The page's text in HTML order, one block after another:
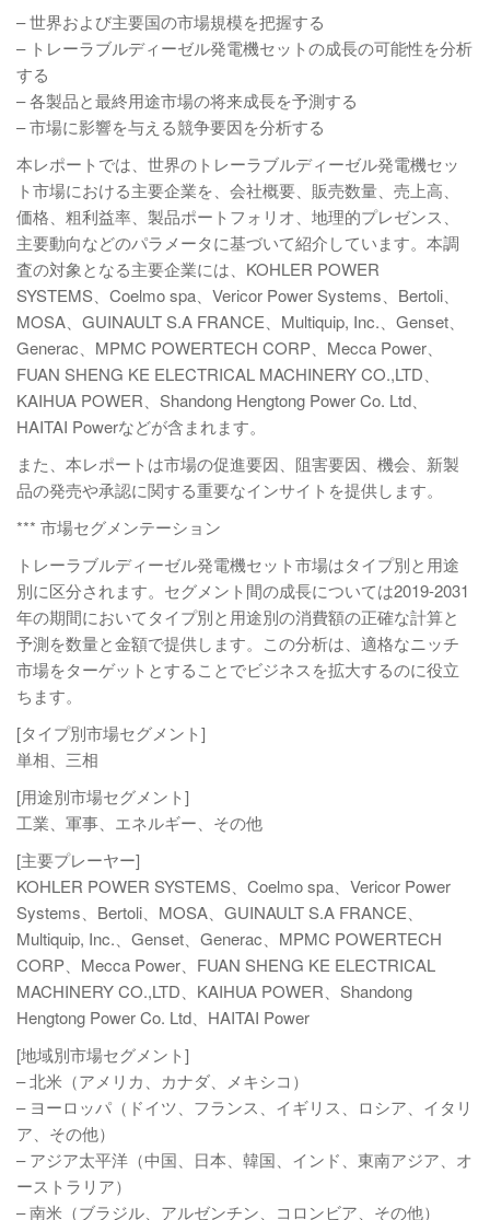
– 世界および主要国の市場規模を把握する
– トレーラブルディーゼル発電機セットの成長の可能性を分析
する
– 各製品と最終用途市場の将来成長を予測する
– 市場に影響を与える競争要因を分析する
本レポートでは、世界のトレーラブルディーゼル発電機セッ
ト市場における主要企業を、会社概要、販売数量、売上高、
価格、粗利益率、製品ポートフォリオ、地理的プレゼンス、
主要動向などのパラメータに基づいて紹介しています。本調
査の対象となる主要企業には、KOHLER POWER
SYSTEMS、Coelmo spa、Vericor Power Systems、Bertoli、
MOSA、GUINAULT S.A FRANCE、Multiquip, Inc.、Genset、
Generac、MPMC POWERTECH CORP、Mecca Power、
FUAN SHENG KE ELECTRICAL MACHINERY CO.,LTD、
KAIHUA POWER、Shandong Hengtong Power Co. Ltd、
HAITAI Powerなどが含まれます。
また、本レポートは市場の促進要因、阻害要因、機会、新製
品の発売や承認に関する重要なインサイトを提供します。
*** 市場セグメンテーション
トレーラブルディーゼル発電機セット市場はタイプ別と用途
別に区分されます。セグメント間の成長については2019-2031
年の期間においてタイプ別と用途別の消費額の正確な計算と
予測を数量と金額で提供します。この分析は、適格なニッチ
市場をターゲットとすることでビジネスを拡大するのに役立
ちます。
[タイプ別市場セグメント]
単相、三相
[用途別市場セグメント]
工業、軍事、エネルギー、その他
[主要プレーヤー]
KOHLER POWER SYSTEMS、Coelmo spa、Vericor Power
Systems、Bertoli、MOSA、GUINAULT S.A FRANCE、
Multiquip, Inc.、Genset、Generac、MPMC POWERTECH
CORP、Mecca Power、FUAN SHENG KE ELECTRICAL
MACHINERY CO.,LTD、KAIHUA POWER、Shandong
Hengtong Power Co. Ltd、HAITAI Power
[地域別市場セグメント]
– 北米（アメリカ、カナダ、メキシコ）
– ヨーロッパ（ドイツ、フランス、イギリス、ロシア、イタリ
ア、その他）
– アジア太平洋（中国、日本、韓国、インド、東南アジア、オ
ーストラリア）
– 南米（ブラジル、アルゼンチン、コロンビア、その他）